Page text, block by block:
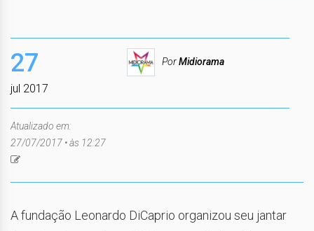
27
jul 2017
PorMidiorama
Atualizado em:
27/07/2017 • às 12:27
A fundação Leonardo DiCaprio organizou seu jantar